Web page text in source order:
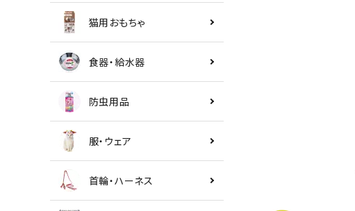
猫用おもちゃ
食器・給水器
防虫用品
服・ウェア
首輪・ハーネス